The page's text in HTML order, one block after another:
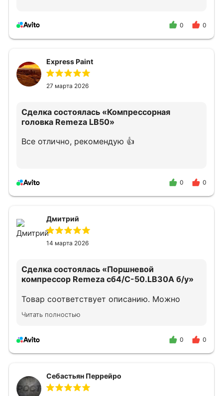
0 0
Express Paint
27 марта 2026
Сделка состоялась «Компрессорная
головка Remeza LB50»
Все отлично, рекомендую 👍
0 0
Дмитрий
14 марта 2026
Сделка состоялась «Поршневой
компрессор Remeza сб4/С-50.LB30A б/у»
Товар соответствует описанию. Можно
Читать полностью
0 0
Себастьян Перрейро